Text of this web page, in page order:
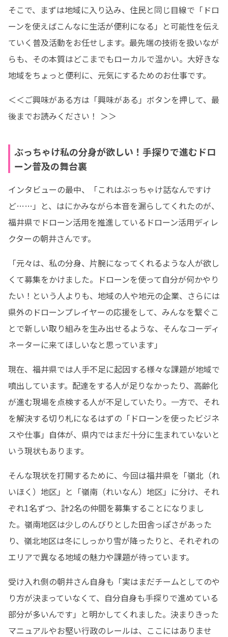
そこで、まずは地域に入り込み、住民と同じ目線で「ドロ
ーンを使えばこんなに生活が便利になる」と可能性を伝え
ていく普及活動をお任せします。最先端の技術を扱いなが
らも、その本質はどこまでもローカルで温かい。大好きな
地域をちょっと便利に、元気にするためのお仕事です。
＜＜ご興味がある方は「興味がある」ボタンを押して、最
後までお読みください！ ＞＞
ぶっちゃけ私の分身が欲しい！手探りで進むドロ
ーン普及の舞台裏
インタビューの最中、「これはぶっちゃけ話なんですけ
ど……」と、はにかみながら本音を漏らしてくれたのが、
福井県でドローン活用を推進しているドローン活用ディレ
クターの朝井さんです。
「元々は、私の分身、片腕になってくれるような人が欲し
くて募集をかけました。ドローンを使って自分が何かやり
たい！という人よりも、地域の人や地元の企業、さらには
県外のドローンプレイヤーの応援をして、みんなを繋ぐこ
とで新しい取り組みを生み出せるような、そんなコーディ
ネーターに来てほしいなと思っています」
現在、福井県では人手不足に起因する様々な課題が地域で
噴出しています。配達をする人が足りなかったり、高齢化
が進む現場を点検する人が不足していたり。一方で、それ
を解決する切り札になるはずの「ドローンを使ったビジネ
スや仕事」自体が、県内ではまだ十分に生まれていないと
いう現状もあります。
そんな現状を打開するために、今回は福井県を「嶺北（れ
いほく）地区」と「嶺南（れいなん）地区」に分け、それ
ぞれ1名ずつ、計2名の仲間を募集することになりまし
た。嶺南地区は少しのんびりとした田舎っぽさがあった
り、嶺北地区は冬にしっかり雪が降ったりと、それぞれの
エリアで異なる地域の魅力や課題が待っています。
受け入れ側の朝井さん自身も「実はまだチームとしてのや
り方が決まっていなくて、自分自身も手探りで進めている
部分が多いんです」と明かしてくれました。決まりきった
マニュアルやお堅い行政のレールは、ここにはありませ